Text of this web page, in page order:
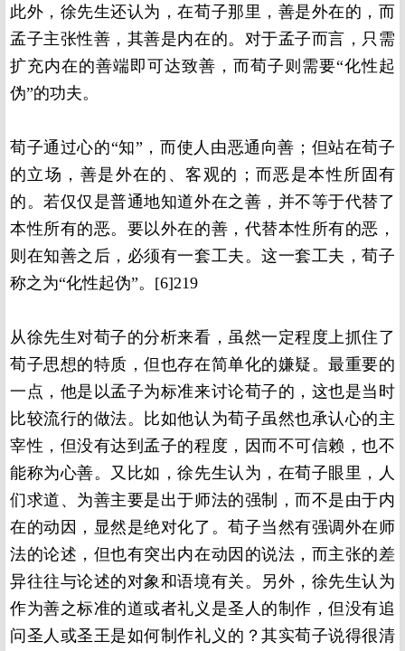
此外，徐先生还认为，在荀子那里，善是外在的，而
孟子主张性善，其善是内在的。对于孟子而言，只需
扩充内在的善端即可达致善，而荀子则需要“化性起
伪”的功夫。
荀子通过心的“知”，而使人由恶通向善；但站在荀子
的立场，善是外在的、客观的；而恶是本性所固有
的。若仅仅是普通地知道外在之善，并不等于代替了
本性所有的恶。要以外在的善，代替本性所有的恶，
则在知善之后，必须有一套工夫。这一套工夫，荀子
称之为“化性起伪”。[6]219
从徐先生对荀子的分析来看，虽然一定程度上抓住了
荀子思想的特质，但也存在简单化的嫌疑。最重要的
一点，他是以孟子为标准来讨论荀子的，这也是当时
比较流行的做法。比如他认为荀子虽然也承认心的主
宰性，但没有达到孟子的程度，因而不可信赖，也不
能称为心善。又比如，徐先生认为，在荀子眼里，人
们求道、为善主要是出于师法的强制，而不是由于内
在的动因，显然是绝对化了。荀子当然有强调外在师
法的论述，但也有突出内在动因的说法，而主张的差
异往往与论述的对象和语境有关。另外，徐先生认为
作为善之标准的道或者礼义是圣人的制作，但没有追
问圣人或圣王是如何制作礼义的？其实荀子说得很清